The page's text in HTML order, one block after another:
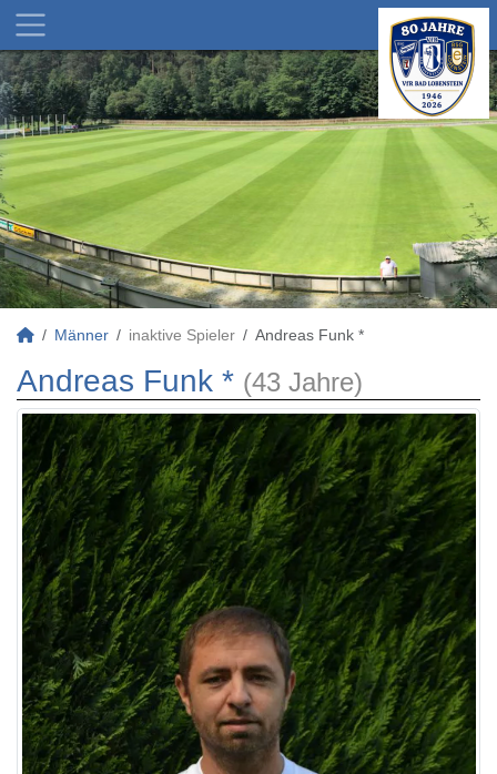
Männer inaktive Spieler Andreas Funk *
Andreas Funk * (43 Jahre)